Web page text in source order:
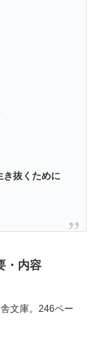
抜くために
・内容
文庫。246ペー